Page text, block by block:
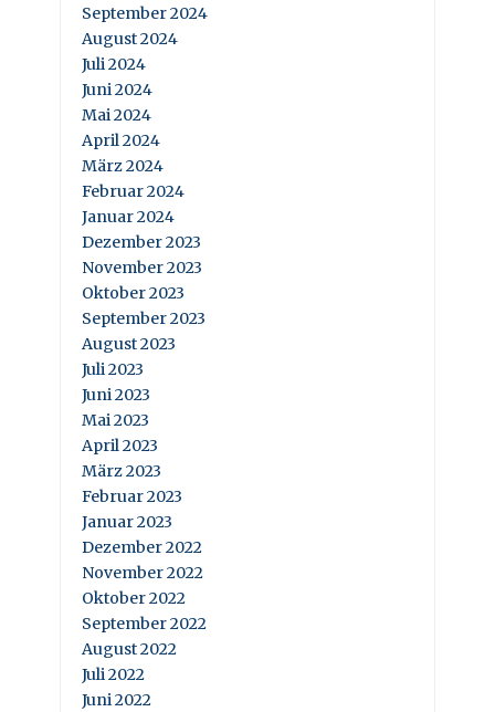
September 2024
August 2024
Juli 2024
Juni 2024
Mai 2024
April 2024
März 2024
Februar 2024
Januar 2024
Dezember 2023
November 2023
Oktober 2023
September 2023
August 2023
Juli 2023
Juni 2023
Mai 2023
April 2023
März 2023
Februar 2023
Januar 2023
Dezember 2022
November 2022
Oktober 2022
September 2022
August 2022
Juli 2022
Juni 2022